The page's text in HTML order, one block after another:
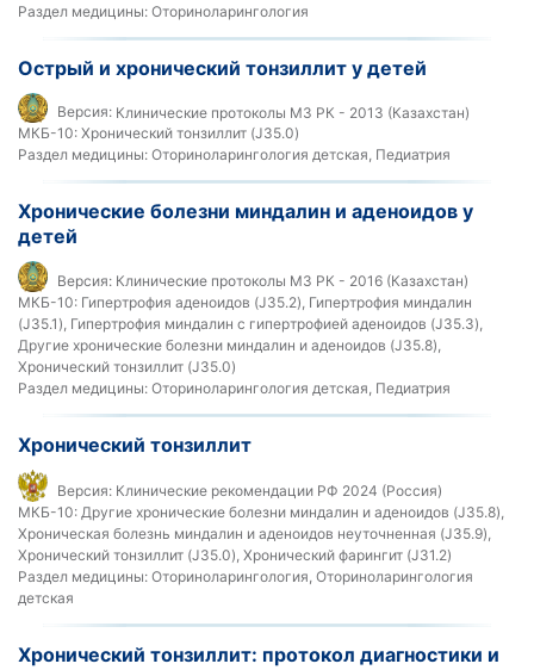
Раздел медицины: Оториноларингология
Острый и хронический тонзиллит у детей
Версия: Клинические протоколы МЗ РК - 2013 (Казахстан)
МКБ-10: Хронический тонзиллит (J35.0)
Раздел медицины: Оториноларингология детская, Педиатрия
Хронические болезни миндалин и аденоидов у
детей
Версия: Клинические протоколы МЗ РК - 2016 (Казахстан)
МКБ-10: Гипертрофия аденоидов (J35.2), Гипертрофия миндалин
(J35.1), Гипертрофия миндалин с гипертрофией аденоидов (J35.3),
Другие хронические болезни миндалин и аденоидов (J35.8),
Хронический тонзиллит (J35.0)
Раздел медицины: Оториноларингология детская, Педиатрия
Хронический тонзиллит
Версия: Клинические рекомендации РФ 2024 (Россия)
МКБ-10: Другие хронические болезни миндалин и аденоидов (J35.8),
Хроническая болезнь миндалин и аденоидов неуточненная (J35.9),
Хронический тонзиллит (J35.0), Хронический фарингит (J31.2)
Раздел медицины: Оториноларингология, Оториноларингология
детская
Хронический тонзиллит: протокол диагностики и